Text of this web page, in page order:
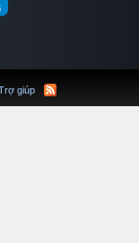
giúp